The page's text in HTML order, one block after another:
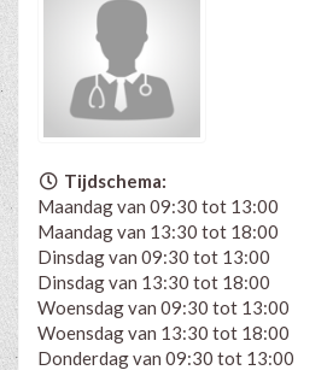
Tijdschema:
Maandag van 09:30 tot 13:00
Maandag van 13:30 tot 18:00
Dinsdag van 09:30 tot 13:00
Dinsdag van 13:30 tot 18:00
Woensdag van 09:30 tot 13:00
Woensdag van 13:30 tot 18:00
Donderdag van 09:30 tot 13:00